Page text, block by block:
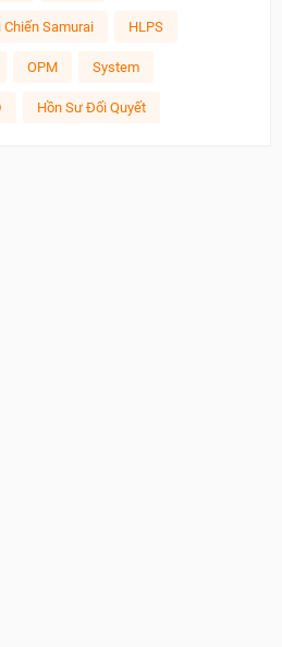
Samurai HLPS
OPM System
Hồn Sư Đối Quyết